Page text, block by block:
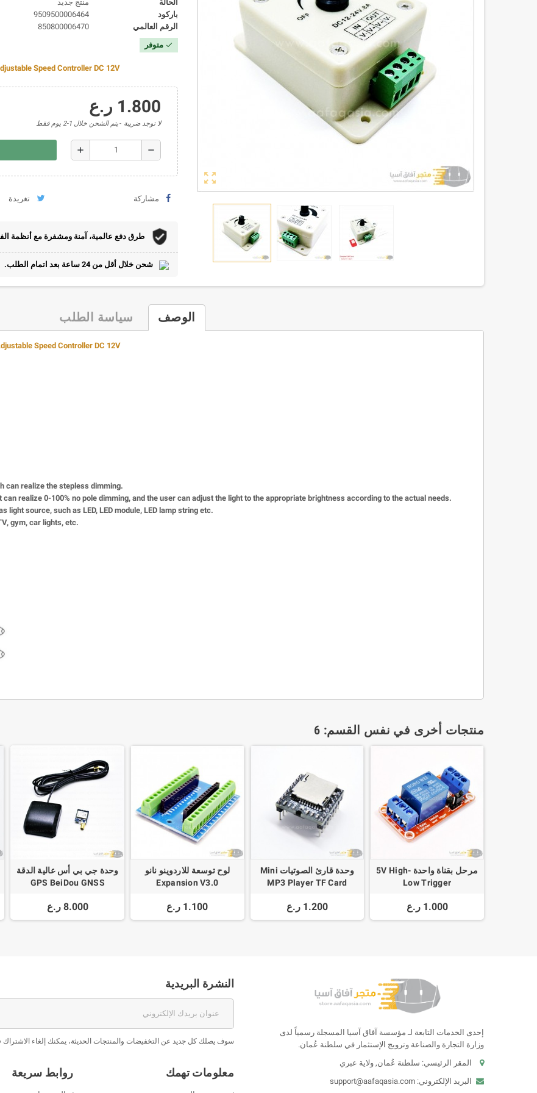
zoom_out_map
الحالة
منتج جديد
باركود
9509500006464
الرقم العالمي
850800006470
check متوفر
Speed Controller DC 12V
1.800 ر.ع
لا توجد ضريبة يتم الشحن خلال 1-2 يوم فقط
remove
add
مشاركة تغريدة
طرق دفع عالمية، آمنة ومشفرة مع أنظمة
شحن خلال أقل من 24 ساعة بعد اتمام الطلب.
الوصف سياسة الطلب
Speed Controller DC 12V
can realize the stepless dimming.
realize 0-100% no pole dimming, and the user can adjust the light to the appropriate brightness according to the actual needs.
source, such as LED, LED module, LED lamp string etc.
gym, car lights, etc.
منتجات أخرى في نفس القسم: 6
مرحل بقناة واحدة 5V High-
Low Trigger
1.000 ر.ع
وحدة قارئ الصوتيات Mini
MP3 Player TF Card
1.200 ر.ع
لوح توسعة للاردوينو نانو
Expansion V3.0
1.100 ر.ع
وحدة جي بي أس عالية الدقة
GPS BeiDou GNSS
8.000 ر.ع
إحدى الخدمات التابعة لـ مؤسسة آفاق آسيا المسجلة رسمياً لدى
وزارة التجارة والصناعة وترويج الإستثمار في سلطنة عُمان.
المقر الرئيسي: سلطنة عُمان, ولاية عبري
البريد الإلكتروني: support@aafaqasia.com
النشرة البريدية
سوف يصلك كل جديد عن التخفيضات والمنتجات الحديثة، يمكنك إلغاء
معلومات تهمك روابط سريعة